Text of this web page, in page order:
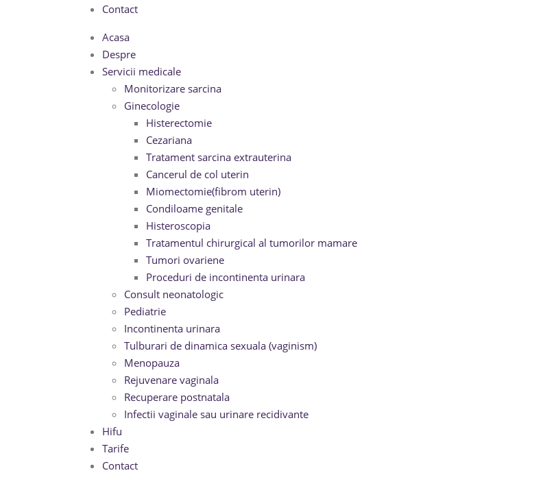
Contact
Acasa
Despre
Servicii medicale
Monitorizare sarcina
Ginecologie
Histerectomie
Cezariana
Tratament sarcina extrauterina
Cancerul de col uterin
Miomectomie(fibrom uterin)
Condiloame genitale
Histeroscopia
Tratamentul chirurgical al tumorilor mamare
Tumori ovariene
Proceduri de incontinenta urinara
Consult neonatologic
Pediatrie
Incontinenta urinara
Tulburari de dinamica sexuala (vaginism)
Menopauza
Rejuvenare vaginala
Recuperare postnatala
Infectii vaginale sau urinare recidivante
Hifu
Tarife
Contact